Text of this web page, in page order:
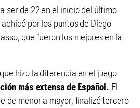
ser de 22 en el inicio del último
por los puntos de Diego
que fueron los mejores en la
hizo la diferencia en el juego
más extensa de Español. El
de menor a mayor, finalizó tercero